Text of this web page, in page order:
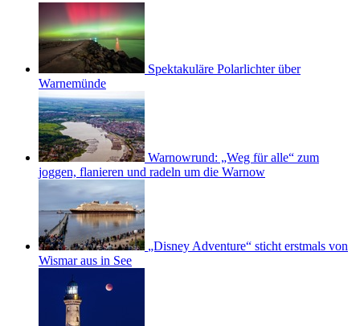
Spektakuläre Polarlichter über
Warnemünde
Warnowrund: „Weg für alle“ zum
joggen, flanieren und radeln um die Warnow
„Disney Adventure“ sticht erstmals von
Wismar aus in See